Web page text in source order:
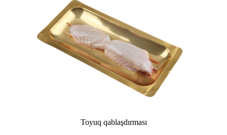
Toyuq qablaşdırması